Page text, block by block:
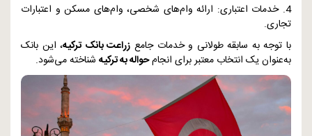
4. خدمات اعتباری: ارائه وام‌های شخصی، وام‌های مسکن و اعتبارات
تجاری.
با توجه به سابقه طولانی و خدمات جامع زراعت بانک ترکیه، این بانک
به‌عنوان یک انتخاب معتبر برای انجامحواله به ترکیه شناخته می‌شود.